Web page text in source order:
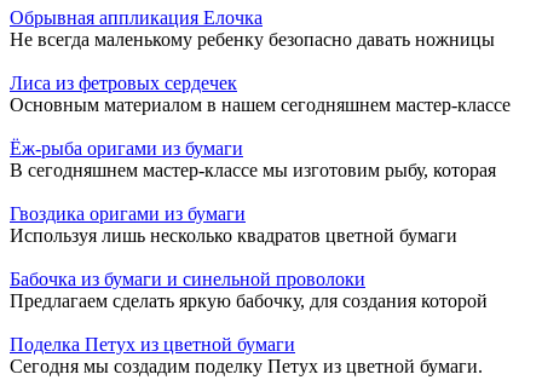
Обрывная аппликация Елочка
Не всегда маленькому ребенку безопасно давать ножницы
Лиса из фетровых сердечек
Основным материалом в нашем сегодняшнем мастер-классе
Ёж-рыба оригами из бумаги
В сегодняшнем мастер-классе мы изготовим рыбу, которая
Гвоздика оригами из бумаги
Используя лишь несколько квадратов цветной бумаги
Бабочка из бумаги и синельной проволоки
Предлагаем сделать яркую бабочку, для создания которой
Поделка Петух из цветной бумаги
Сегодня мы создадим поделку Петух из цветной бумаги.